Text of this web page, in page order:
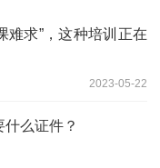
难求”，这种培训正在
2023-05-22
么证件？